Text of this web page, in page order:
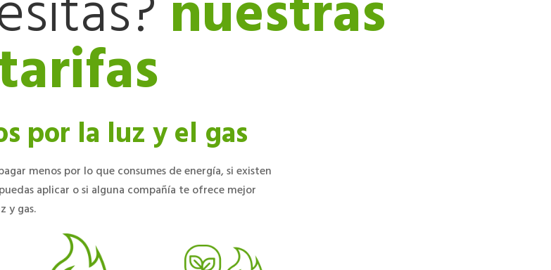
por la luz y el gas
menos por lo que consumes de energía, si existen
aplicar o si alguna compañía te ofrece mejor
y gas.